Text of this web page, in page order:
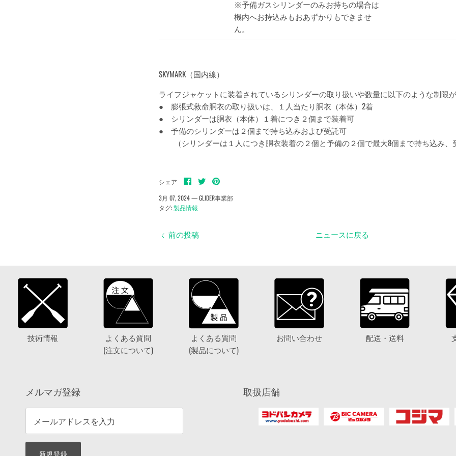
※予備ガスシリンダーのみお持ちの場合は
機内へお持込みもおあずかりもできませ
ん。
SKYMARK（国内線）
ライフジャケットに装着されているシリンダーの取り扱いや数量に以下のような制限が
● 膨張式救命胴衣の取り扱いは、１人当たり胴衣（本体）2着
● シリンダーは胴衣（本体）１着につき２個まで装着可
● 予備のシリンダーは２個まで持ち込みおよび受託可
（シリンダーは１人につき胴衣装着の２個と予備の２個で最大8個まで持ち込み、
シェア Facebook
で
シ
ェ
ア
Twitter
シ
ェ
pinterest
シ
ェ
3月 07, 2024 —GLIDER事業部
タグ:製品情報
前の投稿 ニュースに戻る
技術情報
よくある質問
(注文について)
よくある質問
(製品について)
お問い合わせ 配送・送料
メルマガ登録
新規登録
取扱店舗